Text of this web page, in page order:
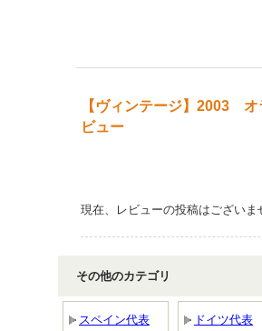
【ヴィンテージ】2003
ビュー
現在、レビューの投稿はございま
その他のカテゴリ
スペイン代表 ドイツ代表